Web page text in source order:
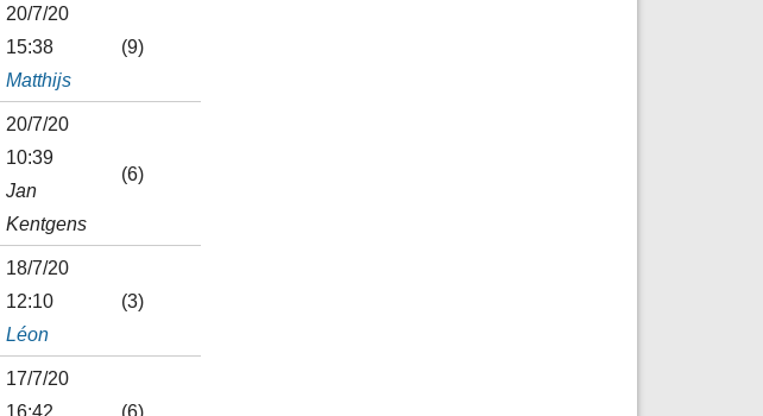
20/7/20
15:38
Matthijs
(9)
20/7/20
10:39
Jan
Kentgens
(6)
18/7/20
12:10
Léon
(3)
17/7/20
16:42
(6)